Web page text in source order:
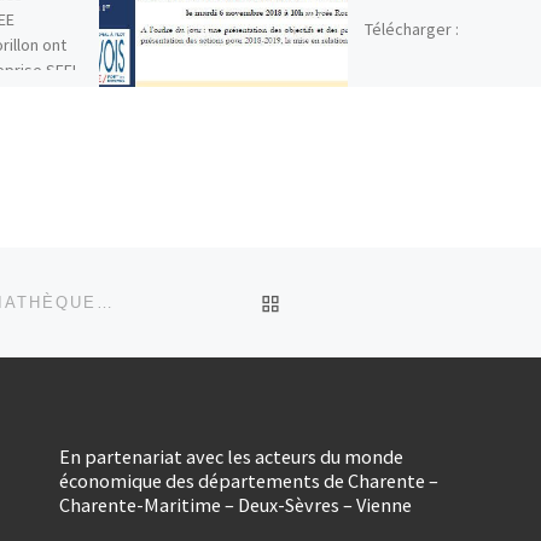
ont
SFEL
Télécharger :
RETOUR À LA LISTE
En partenariat avec les acteurs du monde
économique des départements de Charente –
Charente-Maritime – Deux-Sèvres – Vienne